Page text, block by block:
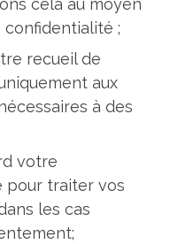
cela au moyen
;
recueil de
aux
à des
votre
pour traiter vos
les cas